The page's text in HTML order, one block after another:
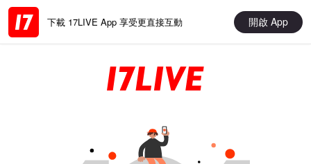
下載 17LIVE App 享受更直接互動 開啟 App